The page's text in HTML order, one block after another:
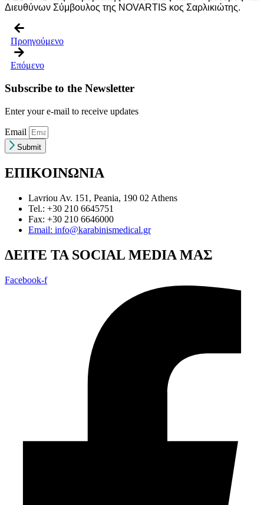
Διευθύνων Σύμβουλος της NOVARTIS κος Σαρλικιώτης.
Προηγούμενο
Επόμενο
Subscribe to the Newsletter
Enter your e-mail to receive updates
Email
Submit
ΕΠΙΚΟΙΝΩΝΙΑ
Lavriou Av. 151, Peania, 190 02 Athens
Tel.: +30 210 6645751
Fax: +30 210 6646000
Email: info@karabinismedical.gr
ΔEITE TA SOCIAL MEDIA ΜΑΣ
Facebook-f